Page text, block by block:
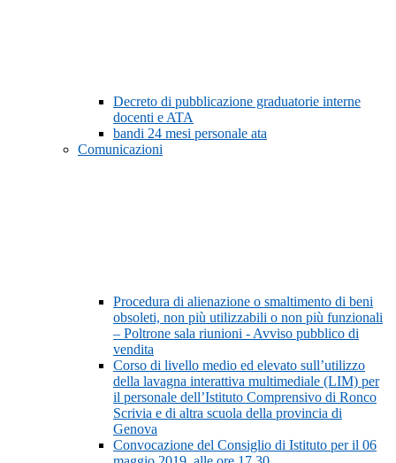
Decreto di pubblicazione graduatorie interne
docenti e ATA
bandi 24 mesi personale ata
Comunicazioni
Procedura di alienazione o smaltimento di beni
obsoleti, non più utilizzabili o non più funzionali
– Poltrone sala riunioni - Avviso pubblico di
vendita
Corso di livello medio ed elevato sull’utilizzo
della lavagna interattiva multimediale (LIM) per
il personale dell’Istituto Comprensivo di Ronco
Scrivia e di altra scuola della provincia di
Genova
Convocazione del Consiglio di Istituto per il 06